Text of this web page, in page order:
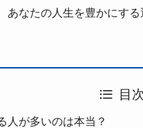
なたの人生を豊かにする
目次
人が多いのは本当？